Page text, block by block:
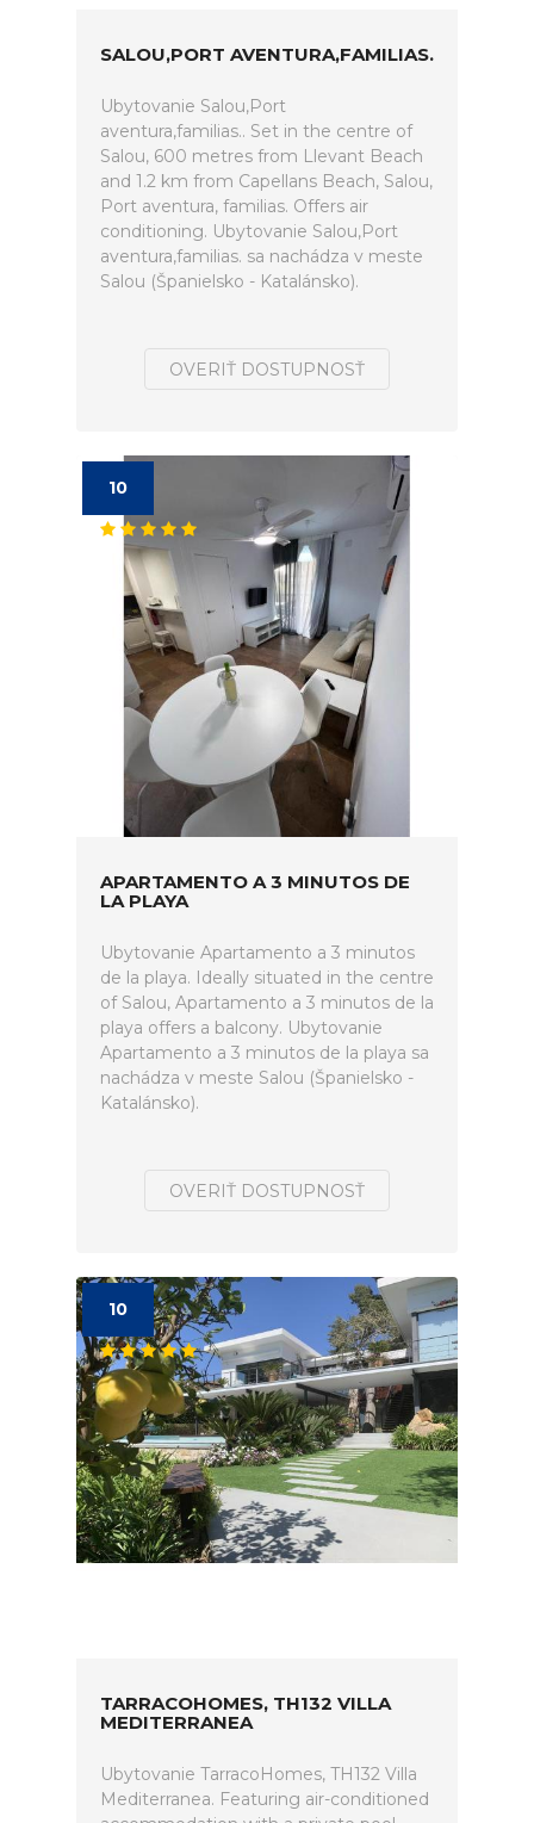
SALOU,PORT AVENTURA,FAMILIAS.
Ubytovanie Salou,Port
aventura,familias.. Set in the centre of
Salou, 600 metres from Llevant Beach
and 1.2 km from Capellans Beach, Salou,
Port aventura, familias. Offers air
conditioning. Ubytovanie Salou,Port
aventura,familias. sa nachádza v meste
Salou (Španielsko - Katalánsko).
OVERIŤ DOSTUPNOSŤ
10
APARTAMENTO A 3 MINUTOS DE
LA PLAYA
Ubytovanie Apartamento a 3 minutos
de la playa. Ideally situated in the centre
of Salou, Apartamento a 3 minutos de la
playa offers a balcony. Ubytovanie
Apartamento a 3 minutos de la playa sa
nachádza v meste Salou (Španielsko -
Katalánsko).
OVERIŤ DOSTUPNOSŤ
10
TARRACOHOMES, TH132 VILLA
MEDITERRANEA
Ubytovanie TarracoHomes, TH132 Villa
Mediterranea. Featuring air-conditioned